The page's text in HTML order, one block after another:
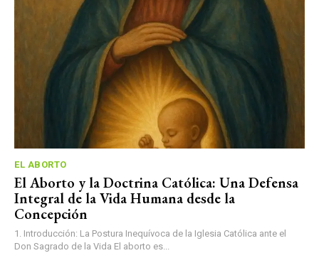
EL ABORTO
El Aborto y la Doctrina Católica: Una Defensa
Integral de la Vida Humana desde la
Concepción
1. Introducción: La Postura Inequívoca de la Iglesia Católica ante el
Don Sagrado de la Vida El aborto es...